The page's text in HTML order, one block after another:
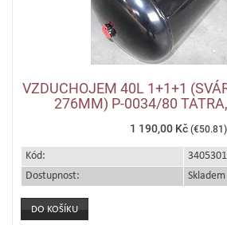
VZDUCHOJEM 40L 1+1+1
276MM) P-0034/80
1 190,00 Kč (€50.81)
Kód:
Dostupnost:
Skladem